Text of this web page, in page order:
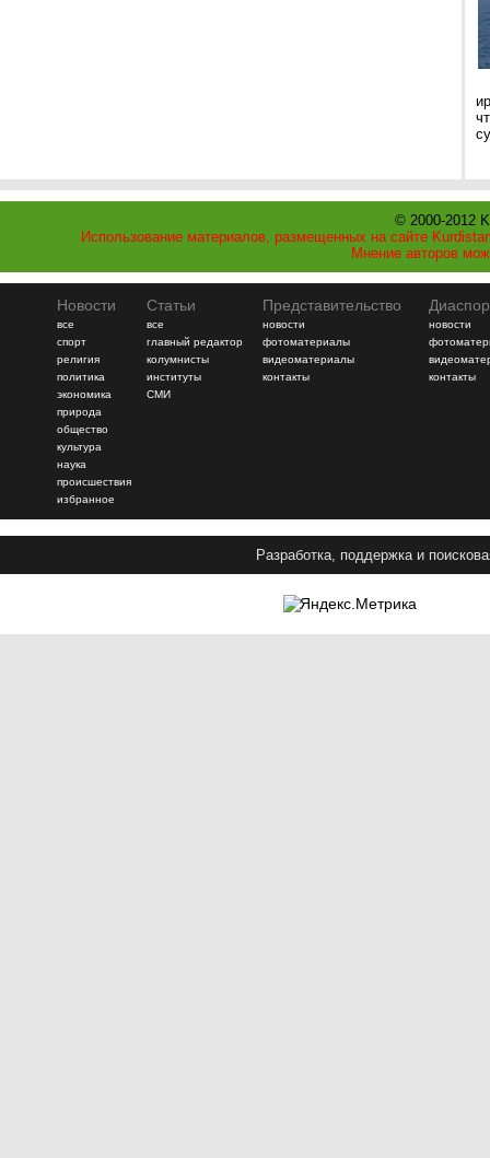
© 2000-2012
Использование материалов, размещенных на сайте
Мнение авторов
Новости
все
спорт
религия
политика
экономика
природа
общество
культура
наука
происшествия
избранное
Статьи
все
главный редактор
колумнисты
институты
СМИ
Представительство
новости
фотоматериалы
видеоматериалы
контакты
новости
контакты
Разработка, поддержка и